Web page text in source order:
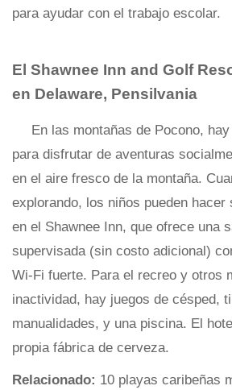
para ayudar con el trabajo escolar.
El Shawnee Inn and Golf
en Delaware, Pensilvania
En las montañas de Pocono,
para disfrutar de aventuras
en el aire fresco de la montaña.
explorando, los niños pueden hacer
en el Shawnee Inn, que ofrece una
supervisada (sin costo adicional)
Wi-Fi fuerte. Para el recreo y otros
inactividad, hay juegos de césped,
manualidades, y una piscina. El
propia fábrica de cerveza.
Relacionado: 10 playas caribeñas